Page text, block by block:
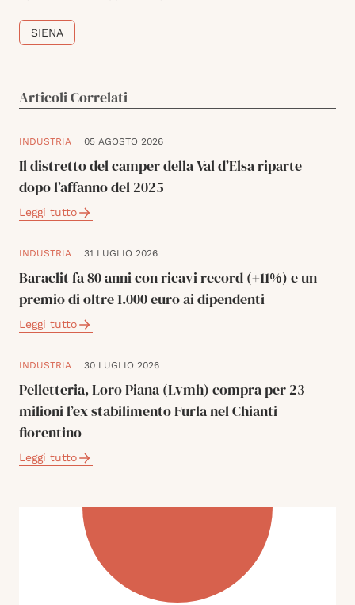
SIENA
Articoli Correlati
INDUSTRIA 05 AGOSTO 2026
Il distretto del camper della Val d’Elsa riparte
dopo l’affanno del 2025
Leggi tutto
INDUSTRIA 31 LUGLIO 2026
Baraclit fa 80 anni con ricavi record (+11%) e un
premio di oltre 1.000 euro ai dipendenti
Leggi tutto
INDUSTRIA 30 LUGLIO 2026
Pelletteria, Loro Piana (Lvmh) compra per 23
milioni l’ex stabilimento Furla nel Chianti
fiorentino
Leggi tutto